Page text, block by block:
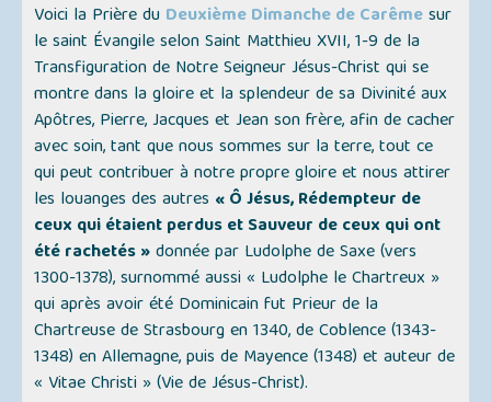
Voici la Prière du Deuxième Dimanche de Carêmesur
le saint Évangile selon Saint Matthieu XVII, 1-9 de la
Transfiguration de Notre Seigneur Jésus-Christ qui se
montre dans la gloire et la splendeur de sa Divinité aux
Apôtres, Pierre, Jacques et Jean son frère, afin de cacher
avec soin, tant que nous sommes sur la terre, tout ce
qui peut contribuer à notre propre gloire et nous attirer
les louanges des autres « Ô Jésus, Rédempteur de
ceux qui étaient perdus et Sauveur de ceux qui ont
été rachetés »donnée par Ludolphe de Saxe (vers
1300-1378), surnommé aussi« Ludolphe le Chartreux »
qui après avoir été Dominicain fut Prieur de la
Chartreuse de Strasbourg en 1340, de Coblence (1343-
1348) en Allemagne, puis de Mayence (1348) et auteur de
« Vitae Christi » (Vie de Jésus-Christ).